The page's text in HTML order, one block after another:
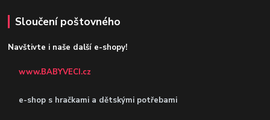
Sloučení poštovného
Navštivte i naše další e-shopy!
www.BABYVECI.cz
e-shop s hračkami a dětskými potřebami